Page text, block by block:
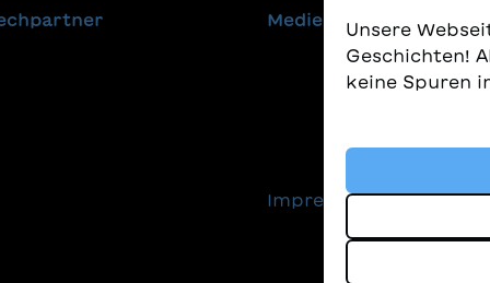
Medienmitteilungen
Impressum
Unsere
Geschichten!
keine Spuren
Wir nehmen
gleichzeitig,
finden. Diese
Technologien,
Geschichten